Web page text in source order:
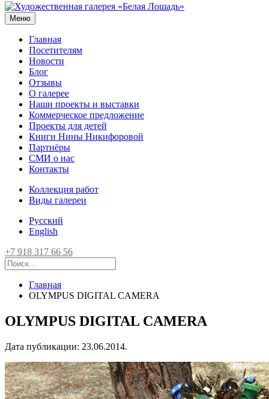
Меню
Главная
Посетителям
Новости
Блог
Отзывы
О галерее
Наши проекты и выставки
Коммерческое предложение
Проекты для детей
Книги Нины Никифоровой
Партнёры
СМИ о нас
Контакты
Коллекция работ
Виды галереи
Русский
English
+7 918 317 66 56
Главная
OLYMPUS DIGITAL CAMERA
OLYMPUS DIGITAL CAMERA
Дата публикации: 23.06.2014.